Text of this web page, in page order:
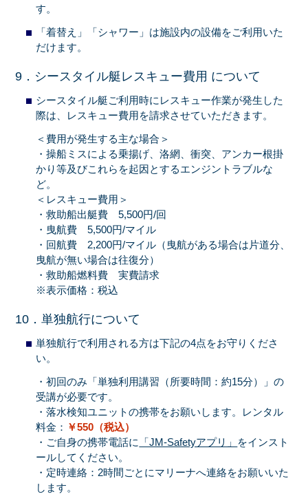
す。
「着替え」「シャワー」は施設内の設備をご利用いた
だけます。
9．シースタイル艇レスキュー費用 について
シースタイル艇ご利用時にレスキュー作業が発生した
際は、レスキュー費用を請求させていただきます。
＜費用が発生する主な場合＞
・操船ミスによる乗揚げ、洛網、衝突、アンカー根掛
かり等及びこれらを起因とするエンジントラブルな
ど。
＜レスキュー費用＞
・救助船出艇費 5,500円/回
・曳航費 5,500円/マイル
・回航費 2,200円/マイル（曳航がある場合は片道分、
曳航が無い場合は往復分）
・救助船燃料費 実費請求
※表示価格：税込
10．単独航行について
単独航行で利用される方は下記の4点をお守りくださ
い。
・初回のみ「単独利用講習（所要時間：約15分）」の
受講が必要です。
・落水検知ユニットの携帯をお願いします。レンタル
料金： ￥550（税込）
・ご自身の携帯電話に
「JM-Safetyアプリ」 をインスト
ールしてください。
・定時連絡：2時間ごとにマリーナへ連絡をお願いいた
します。